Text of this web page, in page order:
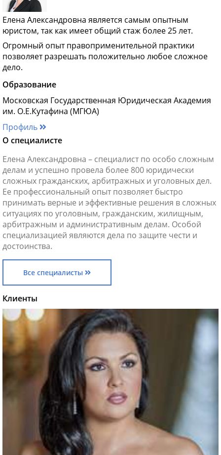
Елена Александровна является самым опытным
юристом, так как имеет общий стаж более 25 лет.
Огромный опыт правоприменительной практики
позволяет разрешать положительно любое сложное
дело.
Образование
Московская Государственная Юридическая Академия
им. О.Е.Кутафина (МГЮА)
Профиль
О специалисте
Елена Александровна – специалист по особо сложным
делам и успешно провела более 800 юридически
сложных гражданских, арбитражных и уголовных дел.
Ее профессиональный опыт позволяет быстро
принимать верные и эффективные решения в сложных
ситуациях по уголовным, гражданским, жилищным,
арбитражным и административным делам. Особой
специализацией являются дела по защите чести и
достоинства.
Все специалисты
Клиенты